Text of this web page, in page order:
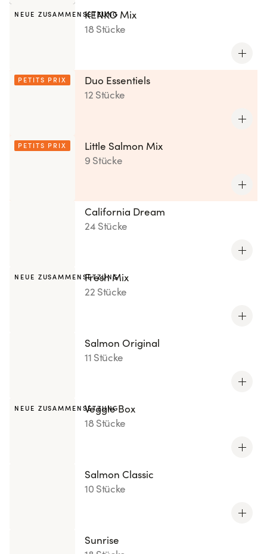
NEUE ZUSAMMENSETZUNG
KENKO Mix
18 Stücke
PETITS PRIX
Duo Essentiels
12 Stücke
PETITS PRIX
Little Salmon Mix
9 Stücke
California Dream
24 Stücke
NEUE ZUSAMMENSETZUNG
Fresh Mix
22 Stücke
Salmon Original
11 Stücke
NEUE ZUSAMMENSETZUNG
Veggie Box
18 Stücke
Salmon Classic
10 Stücke
Sunrise